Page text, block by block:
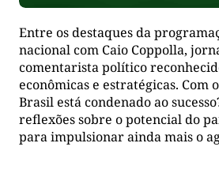
Entre os destaques da
nacional com Caio Coppolla,
comentarista político
econômicas e estratégicas. Com
Brasil está condenado ao
reflexões sobre o potencial do
para impulsionar ainda mais o